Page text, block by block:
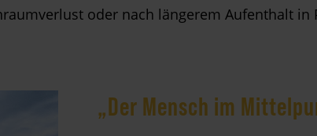
oder nach längerem Aufenthalt in
„Der Mensch im